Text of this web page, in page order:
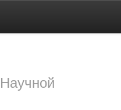
Научной